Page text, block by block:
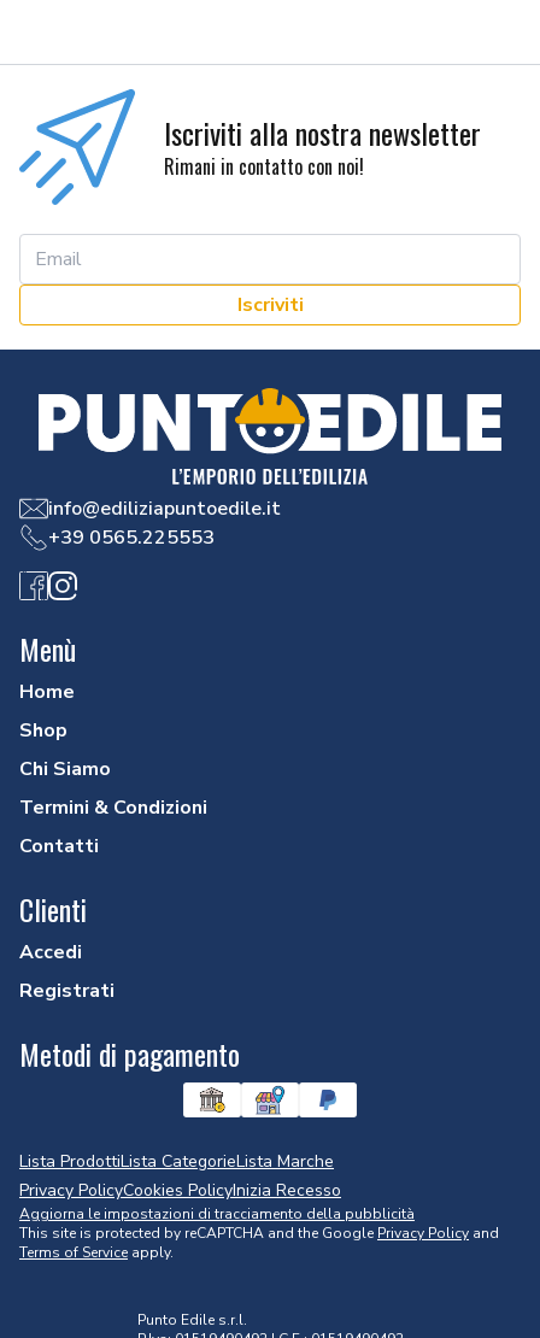
Iscriviti alla nostra newsletter
Rimani in contatto con noi!
Iscriviti
info@ediliziapuntoedile.it
+39 0565.225553
Facebook
Instagram
Menù
Home
Shop
Chi Siamo
Termini & Condizioni
Contatti
Clienti
Accedi
Registrati
Metodi di pagamento
Lista ProdottiLista CategorieLista Marche
Privacy PolicyCookies PolicyInizia Recesso
Aggiorna le impostazioni di tracciamento della pubblicità
This site is protected by reCAPTCHA and the Google Privacy Policy and
Terms of Service apply.
Punto Edile s.r.l.